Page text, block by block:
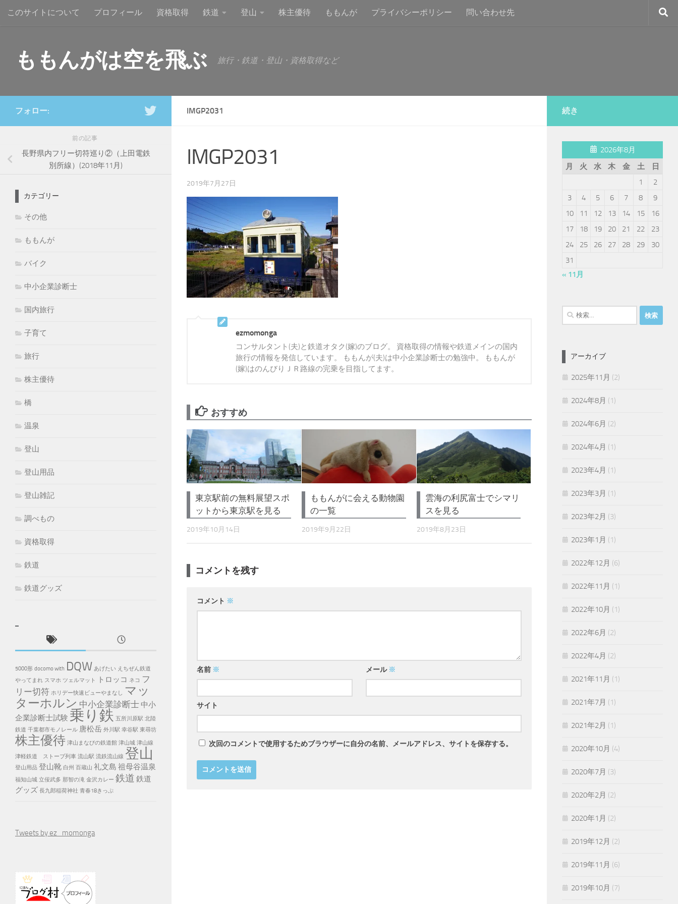
コンテンツへスキップ
このサイトについて プロフィール 資格取得 鉄道 登山 株主優待 ももんが プライバシーポリシー 問い合わせ先
ももんがは空を飛ぶ 旅行・鉄道・登山・資格取得など
IMGP2031
IMGP2031
2019年7月27日
ezmomonga
コンサルタント(夫)と鉄道オタク(嫁)のブログ。 資格取得の情報や鉄道メインの国内
旅行の情報を発信しています。 ももんが(夫)は中小企業診断士の勉強中。 ももんが
(嫁)はのんびりＪＲ路線の完乗を目指してます。
おすすめ
東京駅前の無料展望スポ
ットから東京駅を見る
2019年10月14日
ももんがに会える動物園
の一覧
2019年9月22日
雲海の利尻富士でシマリ
スを見る
2019年8月23日
コメントを残す
コメント ※
名前 ※ メール ※
サイト
次回のコメントで使用するためブラウザーに自分の名前、メールアドレス、サイトを保存する。
フォロー:
前の記事
長野県内フリー切符巡り②（上田電鉄
別所線）(2018年11月)
カテゴリー
その他
ももんが
バイク
中小企業診断士
国内旅行
子育て
旅行
株主優待
橋
温泉
登山
登山用品
登山雑記
調べもの
資格取得
鉄道
鉄道グッズ
5000形 docomo with DQW あげたい えちぜん鉄道
やってまれ スマホ ツェルマット トロッコ ネコ フ
リー切符 ホリデー快速ビューやまなし マッ
ターホルン 中小企業診断士 中小
企業診断士試験 乗り鉄 五所川原駅 北陸
鉄道 千葉都市モノレール 唐松岳 外川駅 幸谷駅 東尋坊
株主優待 津山まなびの鉄道館 津山城 津山線
津軽鉄道 ストーブ列車 流山駅 流鉄流山線 登山
登山用品 登山靴 白州 百蔵山 礼文島 祖母谷温泉
福知山城 立佞武多 那智の滝 金沢カレー 鉄道 鉄道
グッズ 長九郎稲荷神社 青春18きっぷ
Tweets by ez_momonga
続き
2026年8月
月
火 水 木 金 土
日
1
2
3
4 5 6 7 8
9
10
11 12 13 14 15
16
17
18 19 20 21 22
23
24
25 26 27 28 29
30
31
« 11月
検
索:
アーカイブ
2025年11月 (2)
2024年8月 (1)
2024年6月 (2)
2024年4月 (1)
2023年4月 (1)
2023年3月 (1)
2023年2月 (3)
2023年1月 (1)
2022年12月 (6)
2022年11月 (1)
2022年10月 (1)
2022年6月 (2)
2022年4月 (2)
2021年11月 (1)
2021年7月 (1)
2021年2月 (1)
2020年10月 (4)
2020年7月 (3)
2020年2月 (2)
2020年1月 (2)
2019年12月 (2)
2019年11月 (6)
2019年10月 (7)